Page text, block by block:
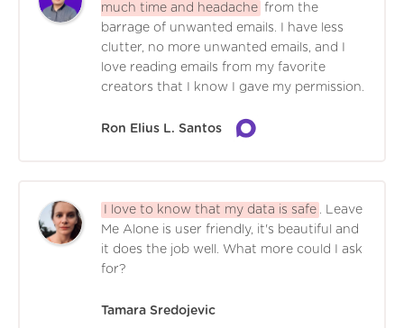
much time and headache from the
barrage of unwanted emails. I have less
clutter, no more unwanted emails, and I
love reading emails from my favorite
creators that I know I gave my permission.
Ron Elius L. Santos
I love to know that my data is safe . Leave
Me Alone is user friendly, it's beautiful and
it does the job well. What more could I ask
for?
Tamara Sredojevic